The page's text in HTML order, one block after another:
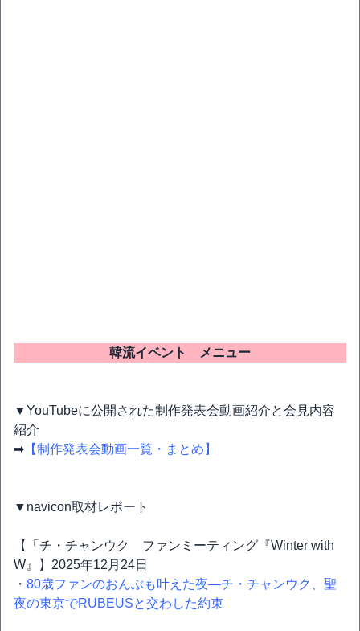
韓流イベント メニュー
▼YouTubeに公開された制作発表会動画紹介と会見内容
紹介
➡ 【制作発表会動画一覧・まとめ】
▼navicon取材レポート
【「チ・チャンウク ファンミーティング『Winter with
W』】2025年12月24日
・ 80歳ファンのおんぶも叶えた夜―チ・チャンウク、聖
夜の東京でRUBEUSと交わした約束